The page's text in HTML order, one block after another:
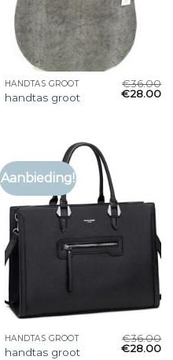
HANDTAS GROOT
handtas groot
€36.00
€28.00
Aanbieding!
HANDTAS GROOT
handtas groot
€36.00
€28.00